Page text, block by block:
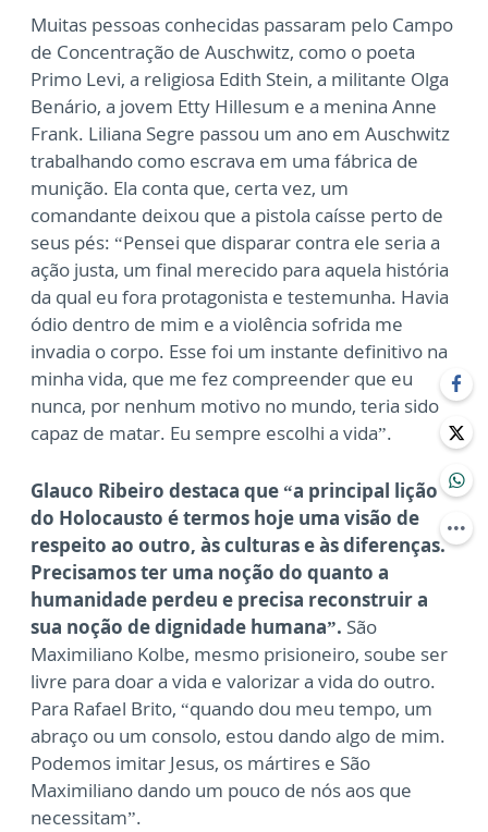
Muitas pessoas conhecidas passaram pelo Campo
de Concentração de Auschwitz, como o poeta
Primo Levi, a religiosa Edith Stein, a militante Olga
Benário, a jovem Etty Hillesum e a menina Anne
Frank. Liliana Segre passou um ano em Auschwitz
trabalhando como escrava em uma fábrica de
munição. Ela conta que, certa vez, um
comandante deixou que a pistola caísse perto de
seus pés: “Pensei que disparar contra ele seria a
ação justa, um final merecido para aquela história
da qual eu fora protagonista e testemunha. Havia
ódio dentro de mim e a violência sofrida me
invadia o corpo. Esse foi um instante definitivo na
minha vida, que me fez compreender que eu
nunca, por nenhum motivo no mundo, teria sido
capaz de matar. Eu sempre escolhi a vida”.
Glauco Ribeiro destaca que “a principal lição
do Holocausto é termos hoje uma visão de
respeito ao outro, às culturas e às diferenças.
Precisamos ter uma noção do quanto a
humanidade perdeu e precisa reconstruir a
sua noção de dignidade humana”. São
Maximiliano Kolbe, mesmo prisioneiro, soube ser
livre para doar a vida e valorizar a vida do outro.
Para Rafael Brito, “quando dou meu tempo, um
abraço ou um consolo, estou dando algo de mim.
Podemos imitar Jesus, os mártires e São
Maximiliano dando um pouco de nós aos que
necessitam”.